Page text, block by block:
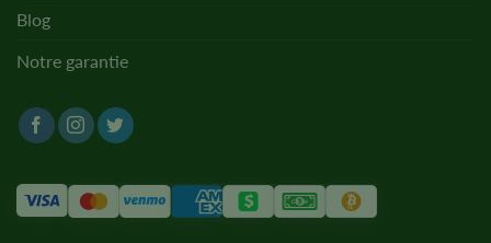
Blog
Notre garantie